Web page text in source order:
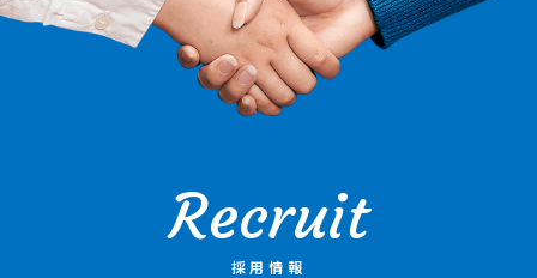
Recruit
採用情報